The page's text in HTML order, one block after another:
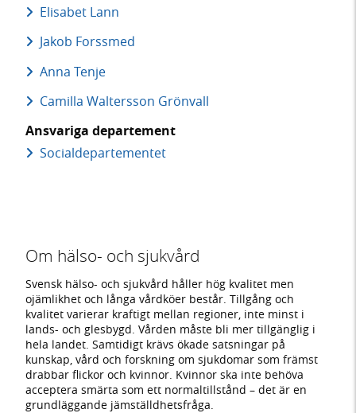
Elisabet Lann
Jakob Forssmed
Anna Tenje
Camilla Waltersson Grönvall
Ansvariga departement
Social­departementet
Om hälso- och sjukvård
Svensk hälso- och sjukvård håller hög kvalitet men
ojämlikhet och långa vårdköer består. Tillgång och
kvalitet varierar kraftigt mellan regioner, inte minst i
lands- och glesbygd. Vården måste bli mer tillgänglig i
hela landet. Samtidigt krävs ökade satsningar på
kunskap, vård och forskning om sjukdomar som främst
drabbar flickor och kvinnor. Kvinnor ska inte behöva
acceptera smärta som ett normaltillstånd – det är en
grundläggande jämställdhetsfråga.